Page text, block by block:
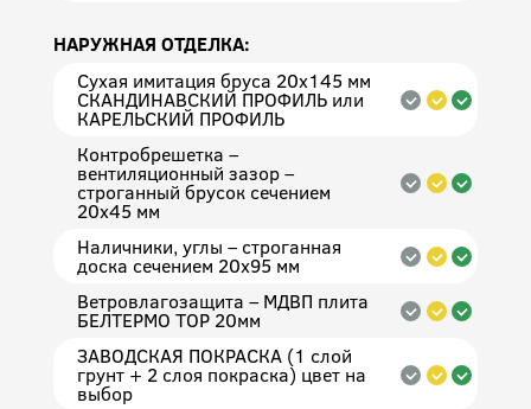
НАРУЖНАЯ ОТДЕЛКА:
Сухая имитация бруса 20х145 мм
СКАНДИНАВСКИЙ ПРОФИЛЬ или
КАРЕЛЬСКИЙ ПРОФИЛЬ
Контробрешетка –
вентиляционный зазор –
строганный брусок сечением
20x45 мм
Наличники, углы – строганная
доска сечением 20x95 мм
Ветровлагозащита – МДВП плита
БЕЛТЕРМО ТОР 20мм
ЗАВОДСКАЯ ПОКРАСКА (1 слой
грунт + 2 слоя покраска) цвет на
выбор